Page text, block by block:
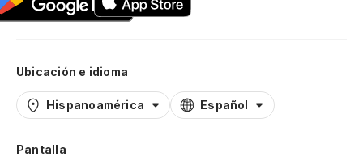
Ubicación e idioma
Hispanoamérica Español
Pantalla